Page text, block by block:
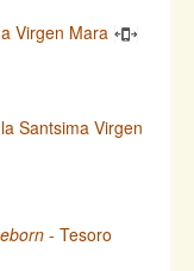
Virgen Mara
Santsima Virgen
- Tesoro